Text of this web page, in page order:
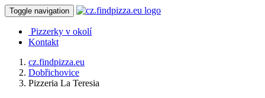
Toggle navigation
Pizzerky v okolí
Kontakt
cz.findpizza.eu
Dobřichovice
Pizzeria La Teresia